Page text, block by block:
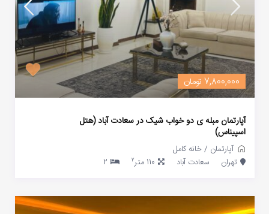
7,800,000 تومان
آپارتمان مبله ی دو خواب شیک در سعادت آباد (هتل
اسپیناس)
آپارتمان /خانه کامل
تهران
سعادت آباد 110 متر 2
2